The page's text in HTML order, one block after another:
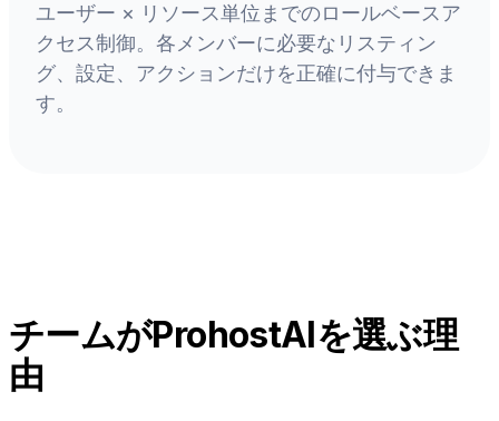
ユーザー × リソース単位までのロールベースア
クセス制御。各メンバーに必要なリスティン
グ、設定、アクションだけを正確に付与できま
す。
チームがProhostAIを選ぶ理
由